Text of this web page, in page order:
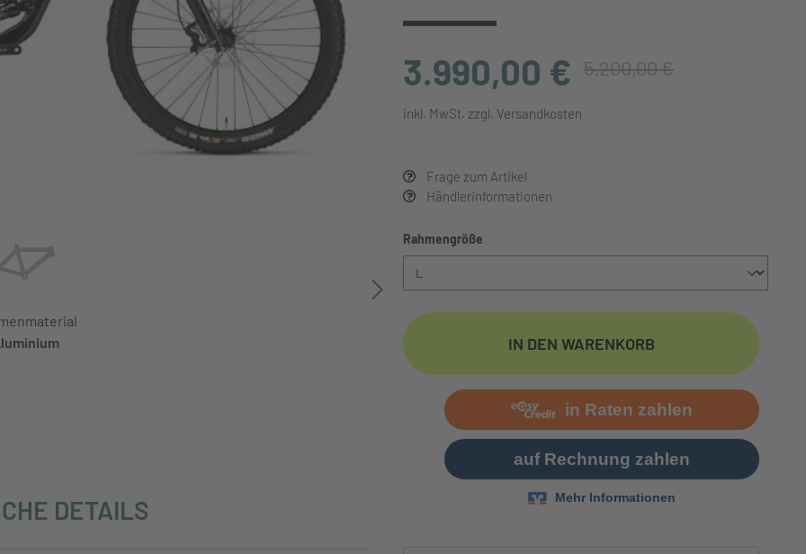
Bremse
Shimano SLX Trail 4 Piston |
3.990,00 € 5.200,00 €
inkl. MwSt. zzgl. Versandkosten
Frage zum Artikel
Händlerinformationen
Rahmengröße
IN DEN WARENKORB
DETAILS